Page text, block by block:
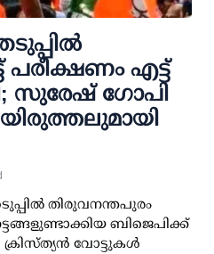
പരീക്ഷണം എട്ട്
സുരേഷ് ഗോപി
തിരുവനന്തപുരം
ബിജെപിക്ക്
ക്രിസ്ത്യന്‍ വോട്ടുകള്‍